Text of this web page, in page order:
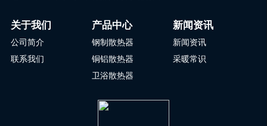
关于我们
公司简介
联系我们
产品中心
钢制散热器
铜铝散热器
卫浴散热器
新闻资讯
新闻资讯
采暖常识